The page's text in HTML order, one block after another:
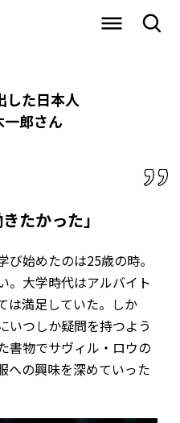
した日本人
郎さん
たかった」
始めたのは25歳の時。
。大学時代はアルバイト
は満足していた。しか
いつしか疑問を持つよう
書物でサヴィル・ロウの
への興味を深めていった